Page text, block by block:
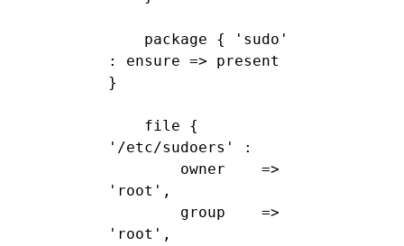
: ensure => present
}
'/etc/sudoers' :
'root',
'root',